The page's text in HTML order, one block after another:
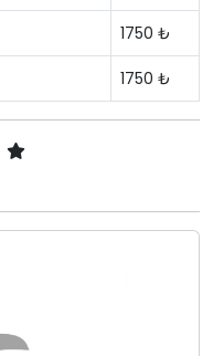
1750 ₺
1750 ₺